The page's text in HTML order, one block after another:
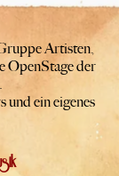
Artisten,
OpenStage der
und ein eigenes